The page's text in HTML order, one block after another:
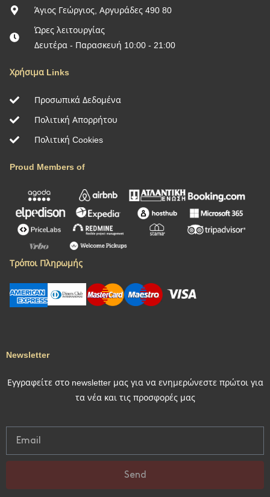
Newsletter
Εγγραφείτε στο newsletter μας για να ενημερώνεστε πρώτοι για
τα νέα και τις προσφορές μας
Send
Άγιος Γεώργιος, Αργυράδες 490 80
Ώρες λειτουργίας
Δευτέρα - Παρασκευή 10:00 - 21:00
Χρήσιμα Links
Προσωπικά Δεδομένα
Πολιτική Απορρήτου
Πολιτική Cookies
Proud Members of
Τρόποι Πληρωμής